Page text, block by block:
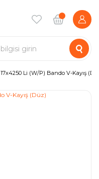
17x4250 Li (W/P) Bando V-Kayış